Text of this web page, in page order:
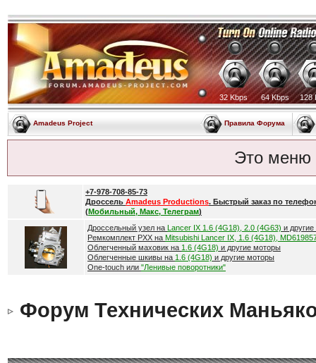
32 Kbps 64 Kbps 128
Amadeus Project Правила Форума
Это меню
+7-978-708-85-73
Дроссель Amadeus Productions. Быстрый заказ по
(Мобильный, Макс, Телеграм)
Дроссельный узел на Lancer IX 1.6 (4G18), 2.0 (4G63) и
Ремкомплект РХХ на Mitsubishi Lancer IX, 1.6 (4G18),
Облегченный маховик на 1.6 (4G18) и другие моторы
Облегченные шкивы на 1.6 (4G18) и другие моторы
One-touch или "Ленивые поворотники"
Форум Технических